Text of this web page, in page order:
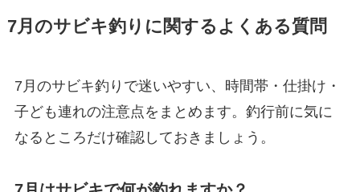
7月のサビキ釣りに関するよくある質問
7月のサビキ釣りで迷いやすい、時間帯・仕掛け・
子ども連れの注意点をまとめます。釣行前に気に
なるところだけ確認しておきましょう。